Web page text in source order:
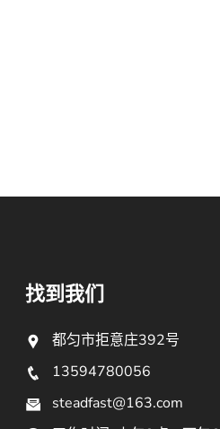
找到我们
都匀市拒意庄392号
13594780056
steadfast@163.com